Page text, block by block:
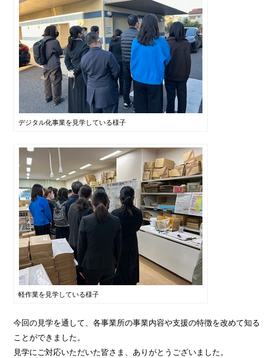
デジタル化事業を見学している様子
軽作業を見学している様子
今回の見学を通して、各事業所の事業内容や支援の特徴を改めて知る
ことができました。
見学にご対応いただいた皆さま、ありがとうございました。